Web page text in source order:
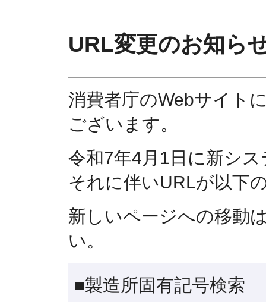
URL変更のお知ら
消費者庁のWebサイト
ございます。
令和7年4月1日に新シ
それに伴いURLが以下
新しいページへの移動
い。
■製造所固有記号検索